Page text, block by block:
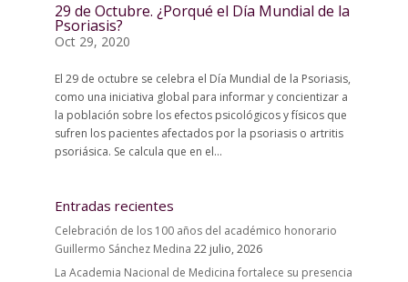
29 de Octubre. ¿Porqué el Día Mundial de la
Psoriasis?
Oct 29, 2020
El 29 de octubre se celebra el Día Mundial de la Psoriasis,
como una iniciativa global para informar y concientizar a
la población sobre los efectos psicológicos y físicos que
sufren los pacientes afectados por la psoriasis o artritis
psoriásica. Se calcula que en el...
Entradas recientes
Celebración de los 100 años del académico honorario
Guillermo Sánchez Medina 22 julio, 2026
La Academia Nacional de Medicina fortalece su presencia